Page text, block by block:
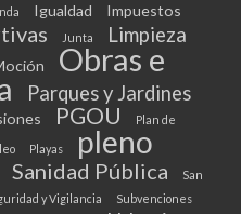
Igualdad Impuestos
Junta Limpieza
Obras e
Parques y Jardines
PGOU Plan de
Playas pleno
Sanidad Pública
San
y Vigilancia Subvenciones